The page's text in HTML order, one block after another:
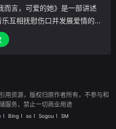
互相抚慰伤口并发展爱情的故
的贤旭是一家经纪公司的老板
事故中失去女友，内心受到极
用资源，版权归原作者所有，不参与和
服务，禁止一切商业用途
Bing so Sogou SM